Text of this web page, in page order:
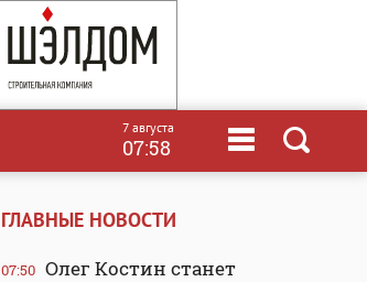
7 августа
07:58
ГЛАВНЫЕ НОВОСТИ
07:50 Олег Костин станет